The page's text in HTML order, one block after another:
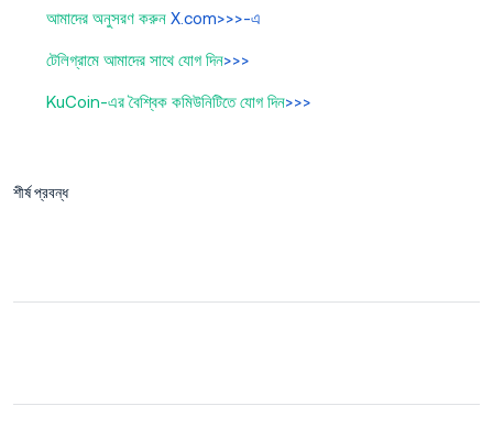
আমাদের অনুসরণ করুন X.com>>>-এ
টেলিগ্রামে আমাদের সাথে যোগ দিন>>>
KuCoin-এর বৈশ্বিক কমিউনিটিতে যোগ দিন>>>
শীর্ষ প্রবন্ধ